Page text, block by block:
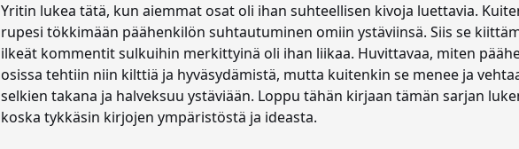
Yritin lukea tätä, kun aiemmat osat oli ihan suhteellisen kivoja luettavia.
rupesi tökkimään päähenkilön suhtautuminen omiin ystäviinsä. Siis se
ilkeät kommentit sulkuihin merkittyinä oli ihan liikaa. Huvittavaa, miten
osissa tehtiin niin kilttiä ja hyväsydämistä, mutta kuitenkin se menee ja
selkien takana ja halveksuu ystäviään. Loppu tähän kirjaan tämän sarjan
koska tykkäsin kirjojen ympäristöstä ja ideasta.